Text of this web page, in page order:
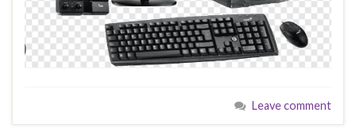
Leave comment